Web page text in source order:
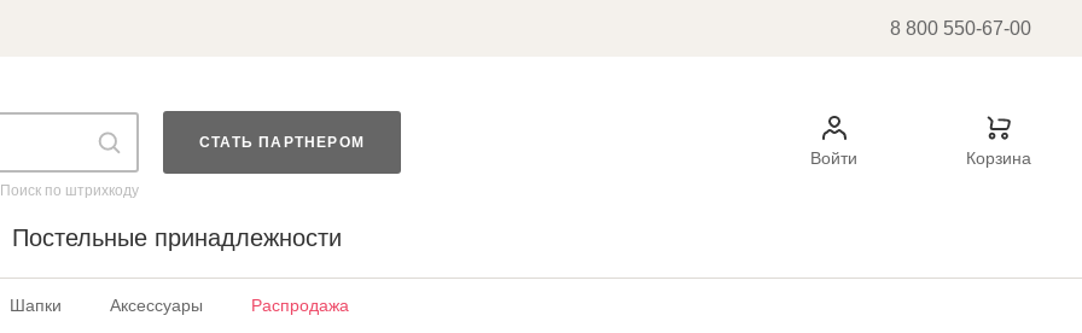
8 800 550-67-00
Поиск по штрихкоду
СТАТЬ ПАРТНЕРОМ
Войти Корзина
Постельные принадлежности
Шапки Аксессуары Распродажа